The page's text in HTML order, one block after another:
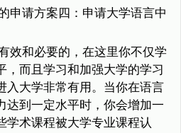
申请方案四：申请大学语言中
效和必要的，在这里你不仅学
，而且学习和加强大学的学习
入大学非常有用。当你在语言
达到一定水平时，你会增加一
学术课程被大学专业课程认